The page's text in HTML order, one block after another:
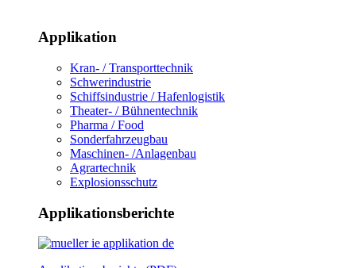
Applikation
Kran- / Transporttechnik
Schwerindustrie
Schiffsindustrie / Hafenlogistik
Theater- / Bühnentechnik
Pharma / Food
Sonderfahrzeugbau
Maschinen- /Anlagenbau
Agrartechnik
Explosionsschutz
Applikationsberichte